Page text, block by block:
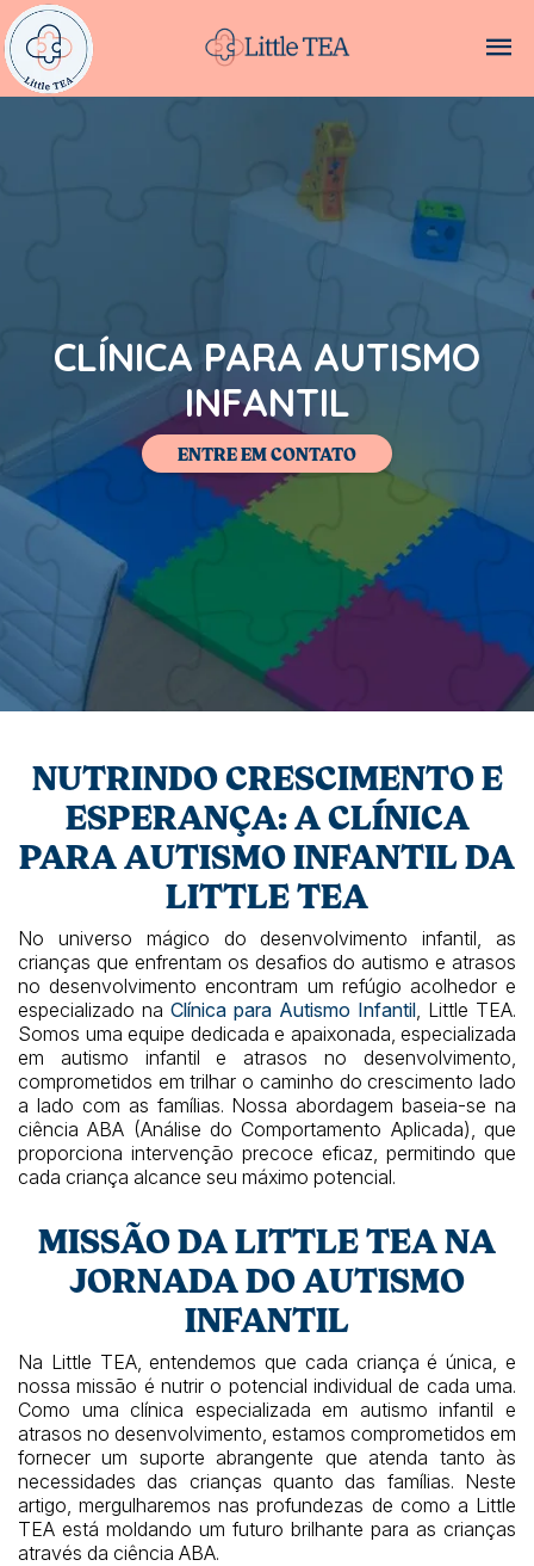
CLÍNICA PARA AUTISMO
INFANTIL
ENTRE EM CONTATO
NUTRINDO CRESCIMENTO E
ESPERANÇA: A CLÍNICA
PARA AUTISMO INFANTIL DA
LITTLE TEA
No universo mágico do desenvolvimento infantil, as
crianças que enfrentam os desafios do autismo e atrasos
no desenvolvimento encontram um refúgio acolhedor e
especializado na Clínica para Autismo Infantil , Little TEA.
Somos uma equipe dedicada e apaixonada, especializada
em autismo infantil e atrasos no desenvolvimento,
comprometidos em trilhar o caminho do crescimento lado
a lado com as famílias. Nossa abordagem baseia-se na
ciência ABA (Análise do Comportamento Aplicada), que
proporciona intervenção precoce eficaz, permitindo que
cada criança alcance seu máximo potencial.
MISSÃO DA LITTLE TEA NA
JORNADA DO AUTISMO
INFANTIL
Na Little TEA, entendemos que cada criança é única, e
nossa missão é nutrir o potencial individual de cada uma.
Como uma clínica especializada em autismo infantil e
atrasos no desenvolvimento, estamos comprometidos em
fornecer um suporte abrangente que atenda tanto às
necessidades das crianças quanto das famílias. Neste
artigo, mergulharemos nas profundezas de como a Little
TEA está moldando um futuro brilhante para as crianças
através da ciência ABA.